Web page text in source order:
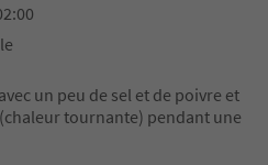
un peu de sel et de poivre et
tournante) pendant une